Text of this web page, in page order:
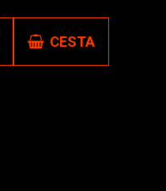
CESTA